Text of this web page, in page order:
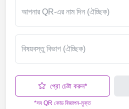
আপনার QR-এর নাম দিন (ঐচ্ছিক)
প্রো চেষ্টা করুন*
*সব QR কোড বিজ্ঞাপন-মুক্ত